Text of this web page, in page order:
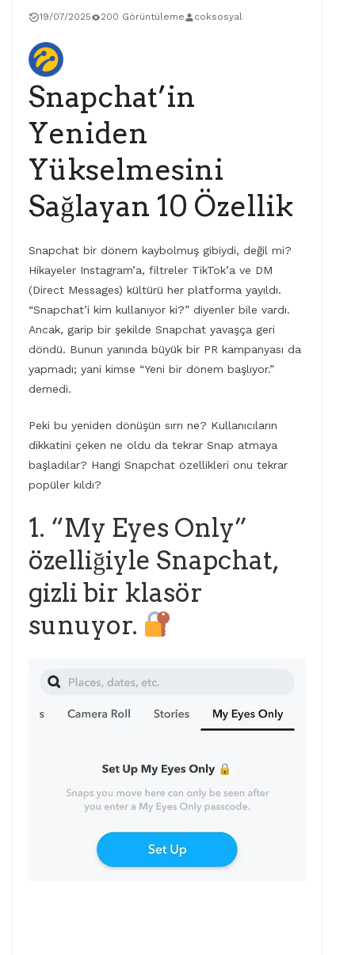
19/07/2025 200 Görüntüleme coksosyal
Snapchat’in
Yeniden
Yükselmesini
Sağlayan 10 Özellik
Snapchat bir dönem kaybolmuş gibiydi, değil mi?
Hikayeler Instagram’a, filtreler TikTok’a ve DM
(Direct Messages) kültürü her platforma yayıldı.
“Snapchat’i kim kullanıyor ki?” diyenler bile vardı.
Ancak, garip bir şekilde Snapchat yavaşça geri
döndü. Bunun yanında büyük bir PR kampanyası da
yapmadı; yani kimse “Yeni bir dönem başlıyor.”
demedi.
Peki bu yeniden dönüşün sırrı ne? Kullanıcıların
dikkatini çeken ne oldu da tekrar Snap atmaya
başladılar? Hangi Snapchat özellikleri onu tekrar
popüler kıldı?
1. “My Eyes Only”
özelliğiyle Snapchat,
gizli bir klasör
sunuyor.